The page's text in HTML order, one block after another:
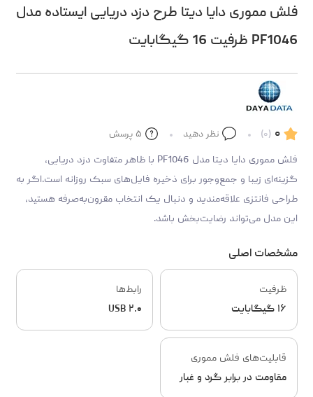
فلش مموری دایا دیتا طرح دزد دریایی ایستاده مدل
PF1046 ظرفیت 16 گیگابایت
۰ (۰) نظر دهید ۵ پرسش
فلش مموری دایا دیتا مدل PF1046 با ظاهر متفاوت دزد دریایی،
گزینه‌ای زیبا و جمع‌وجور برای ذخیره فایل‌های سبک روزانه است.اگر به
طراحی فانتزی علاقه‌مندید و دنبال یک انتخاب مقرون‌به‌صرفه هستید،
این مدل می‌تواند رضایت‌بخش باشد.
مشخصات اصلی
ظرفیت
۱۶ گیگابایت
رابط‌ها
USB ۲.۰
قابلیت‌های فلش مموری
مقاومت در برابر گرد و غبار